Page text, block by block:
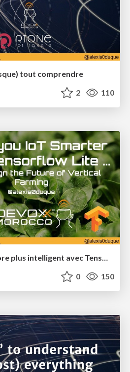
tout comprendre
2 110
Rendre son IoT encore plus intelligent avec Tensorflow Lite
0 150